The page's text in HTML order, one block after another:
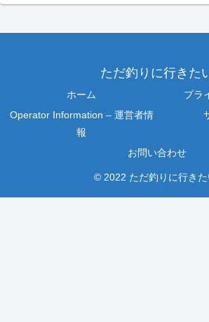
ただ釣りに行きた
ホーム
プラ
Operator Information – 運営者情
報
お問い合わせ
© 2022 ただ釣りに行きた